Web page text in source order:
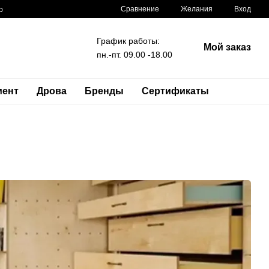
Сравнение Желания Вход
График работы:
пн.-пт. 09.00 -18.00
Мой заказ
Дрова Бренды Сертификаты